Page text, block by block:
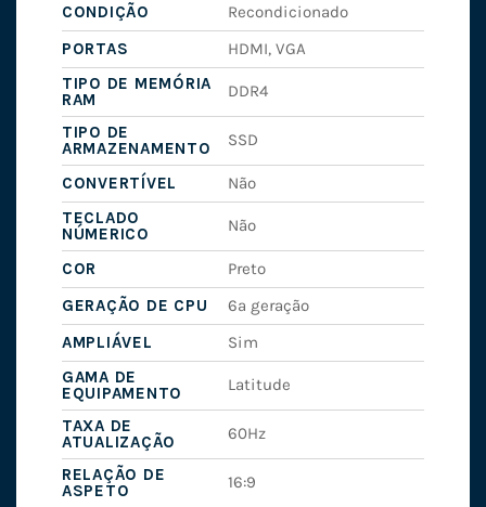
CONDIÇÃO
Recondicionado
PORTAS
HDMI, VGA
TIPO DE MEMÓRIA
RAM
DDR4
TIPO DE
ARMAZENAMENTO
SSD
CONVERTÍVEL
Não
TECLADO
NÚMERICO
Não
COR
Preto
GERAÇÃO DE CPU
6ª geração
AMPLIÁVEL
Sim
GAMA DE
EQUIPAMENTO
Latitude
TAXA DE
ATUALIZAÇÃO
60Hz
RELAÇÃO DE
ASPETO
16:9